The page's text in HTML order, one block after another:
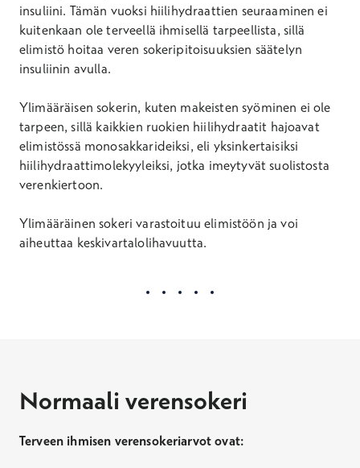
insuliini. Tämän vuoksi hiilihydraattien seuraaminen ei
kuitenkaan ole terveellä ihmisellä tarpeellista, sillä
elimistö hoitaa veren sokeripitoisuuksien säätelyn
insuliinin avulla.
Ylimääräisen sokerin, kuten makeisten syöminen ei ole
tarpeen, sillä kaikkien ruokien hiilihydraatit hajoavat
elimistössä monosakkarideiksi, eli yksinkertaisiksi
hiilihydraattimolekyyleiksi, jotka imeytyvät suolistosta
verenkiertoon.
Ylimääräinen sokeri varastoituu elimistöön ja voi
aiheuttaa keskivartalolihavuutta.
Normaali verensokeri
Terveen ihmisen verensokeriarvot ovat: